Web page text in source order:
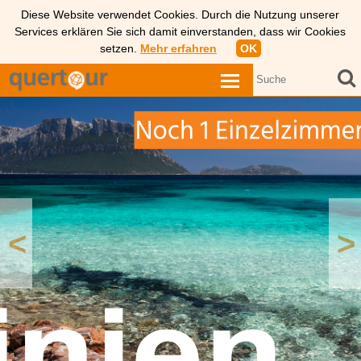
Diese Website verwendet Cookies. Durch die Nutzung unserer
Services erklären Sie sich damit einverstanden, dass wir Cookies
setzen. Mehr erfahren OK
< >